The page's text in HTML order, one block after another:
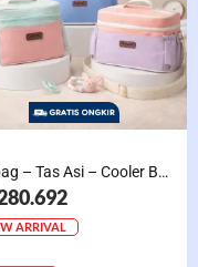
Gabag – Tas Asi – Cooler Bag Sling Single Compartment Mint Grape Bubble
ARRIVAL